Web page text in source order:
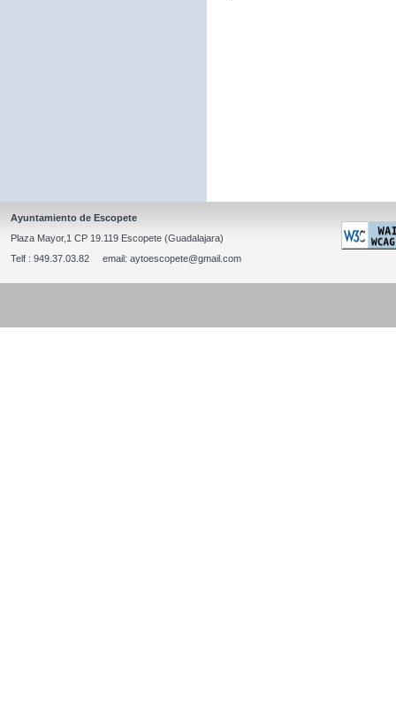
Ayuntamiento de Escopete
Plaza Mayor,1 CP 19.119 Escopete (Guadalajara)
Telf : 949.37.03.82 email: aytoescopete@gmail.com